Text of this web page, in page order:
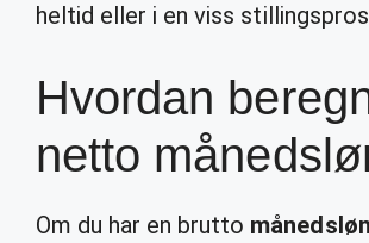
heltid eller i en viss
Hvordan
netto
Om du har en brutto